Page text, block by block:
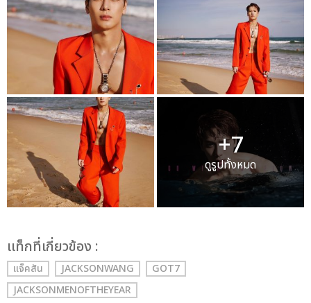
+7
ดูรูปทั้งหมด
เเท็กที่เกี่ยวข้อง :
แจ็คสัน JACKSONWANG
GOT7
JACKSONMENOFTHEYEAR